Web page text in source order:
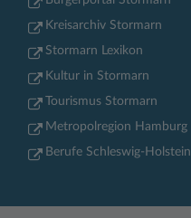
Kreisarchiv Stormarn
Stormarn Lexikon
Kultur in Stormarn
Tourismus Stormarn
Metropolregion Hamburg
Berufe Schleswig-Holstein